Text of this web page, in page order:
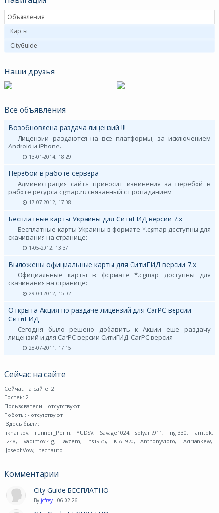
Объявления
Карты
CityGuide
Наши друзья
Все объявления
Возобновлена раздача лицензий !!!
Лицензии раздаются на все платформы, за исключением
Android и iPhone.
13-01-2014, 18:29
Перебои в работе сервера
Администрация сайта приносит извинения за перебой в
работе ресурса cgmap.ru связанный с пропаданием
17-07-2012, 17:08
Бесплатные карты Украины для СитиГИД версии 7.х
Бесплатные карты Украины в формате *.cgmap доступны для
скачивания на странице:
1-05-2012, 13:37
Выложены официальные карты для СитиГИД версии 7.х
Официальные карты в формате *.cgmap доступны для
скачивания на странице:
29-04-2012, 15:02
Открыта Акция по раздаче лицензий для CarPC версии
СитиГИД
Сегодня было решено добавить к Акции еще раздачу
лицензий и для CarPC версии СитиГИД. CarPC версия
28-07-2011, 17:15
Сейчас на сайте
Сейчас на сайте: 2
Гостей: 2
Пользователи: - отсутствуют
Роботы: - отсутствуют
Здесь были:
ikharisov, runner_Perm, YUDSV, Savage1024, solyaris911 , ing 330, Tamtek,
248, vadimovi4-g, avzem, ns1975, KIA1970, AnthonyVioto, Adriankew,
JosephVow, techauto
Комментарии
City Guide БЕСПЛАТНО!
By jofrey . 06 02 26